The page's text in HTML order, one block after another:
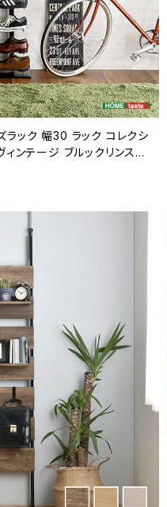
ラック 幅30 ラック コレクシ
ンテージ ブルックリンスタ